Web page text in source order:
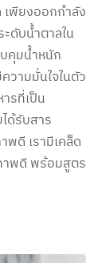
พียงออกกำลัง
ดับน้ำตาลใน
คุมน้ำหนัก
ามมั่นใจในตัว
รที่เป็น
ด้รับสาร
ดี เรามีเคล็ด
าพดี พร้อมสูตร